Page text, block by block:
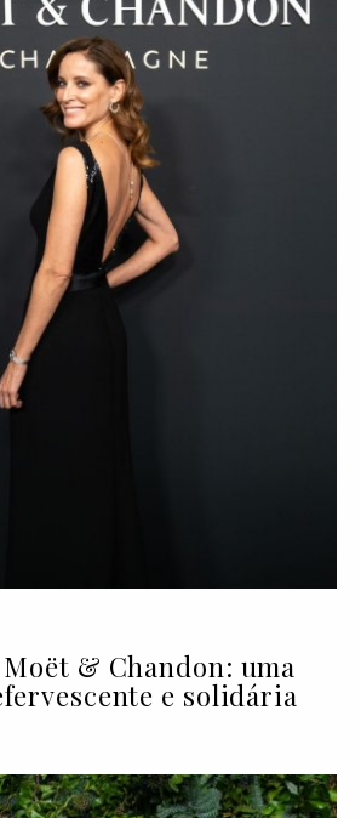
& Chandon: uma
e solidária